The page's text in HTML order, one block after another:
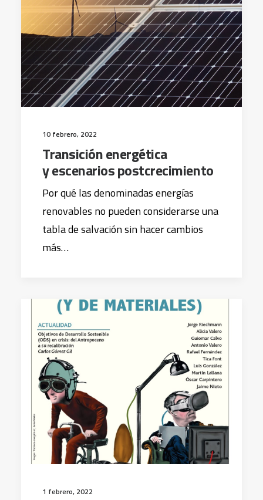
10 febrero, 2022
Transición energética
y escenarios postcrecimiento
Por qué las denominadas energías
renovables no pueden considerarse una
tabla de salvación sin hacer cambios
más…
1 febrero, 2022